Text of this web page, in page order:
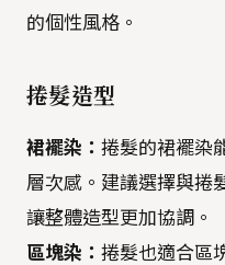
的個性風格。
捲髮造型
裙襬染： 捲髮的裙襬染
層次感。建議選擇與捲
讓整體造型更加協調。
區塊染： 捲髮也適合區